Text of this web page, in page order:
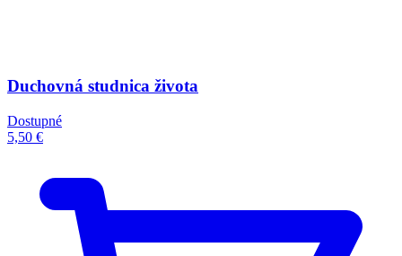
Duchovná studnica života
Dostupné
5,50 €